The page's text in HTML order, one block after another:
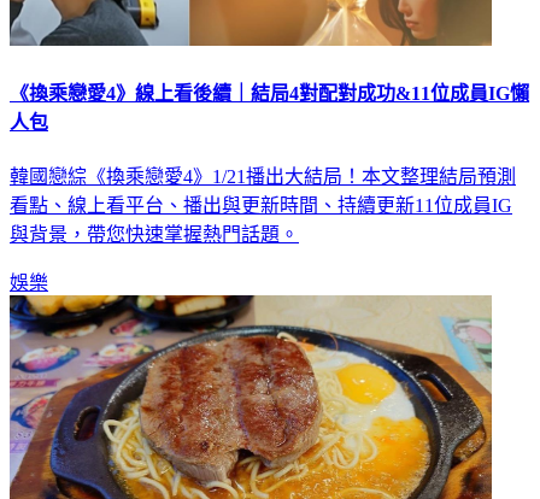
《換乘戀愛4》線上看後續｜結局4對配對成功&11位成員IG懶
人包
韓國戀綜《換乘戀愛4》1/21播出大結局！本文整理結局預測
看點、線上看平台、播出與更新時間、持續更新11位成員IG
與背景，帶您快速掌握熱門話題。
娛樂